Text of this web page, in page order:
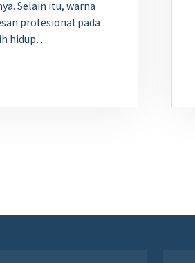
Selain itu, warna
profesional pada
hidup…